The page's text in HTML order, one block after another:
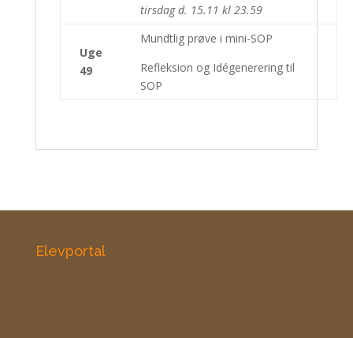
tirsdag d. 15.11 kl 23.59
Uge
49
Mundtlig prøve i mini-SOP
Refleksion og Idégenerering til
SOP
Elevportal